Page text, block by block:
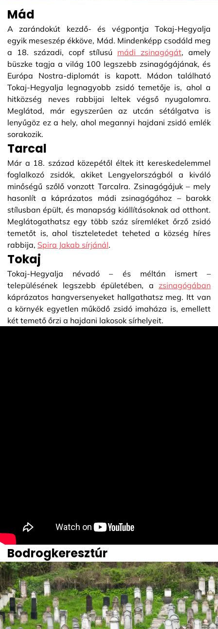
Mád
A zarándokút kezdő- és végpontja Tokaj-Hegyalja
egyik meseszép ékköve, Mád. Mindenképp csodáld meg
a 18. századi, copf stílusú mádi zsinagógát, amely
büszke tagja a világ 100 legszebb zsinagógájának, és
Európa Nostra-diplomát is kapott. Mádon található
Tokaj-Hegyalja legnagyobb zsidó temetője is, ahol a
hitközség neves rabbijai leltek végső nyugalomra.
Meglátod, már egyszerűen az utcán sétálgatva is
lenyűgöz ez a hely, ahol megannyi hajdani zsidó emlék
sorakozik.
Tarcal
Már a 18. század közepétől éltek itt kereskedelemmel
foglalkozó zsidók, akiket Lengyelországból a kiváló
minőségű szőlő vonzott Tarcalra. Zsinagógájuk – mely
hasonlít a káprázatos mádi zsinagógához – barokk
stílusban épült, és manapság kiállításoknak ad otthont.
Meglátogathatsz egy több száz síremléket őrző zsidó
temetőt is, ahol tiszteletedet teheted a község híres
rabbija, Spira Jakab sírjánál.
Tokaj
Tokaj-Hegyalja névadó – és méltán ismert –
településének legszebb épületében, a zsinagógában
káprázatos hangversenyeket hallgathatsz meg. Itt van
a környék egyetlen működő zsidó imaháza is, emellett
két temető őrzi a hajdani lakosok sírhelyeit.
Bodrogkeresztúr